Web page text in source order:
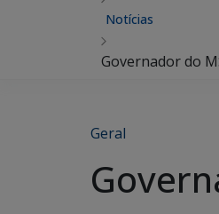
Notícias
Governador do
Geral